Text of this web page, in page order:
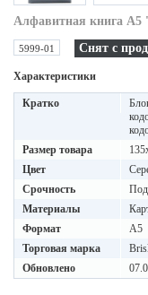
Алфавитная книга A5
5999-01 Снят с
Характеристики
Кратко
Размер товара
Цвет
Срочность
Под
Материалы
Формат
A5
Торговая марка
Обновлено